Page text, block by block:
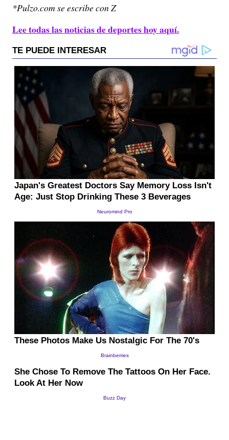
*Pulzo.com se escribe con Z
Lee todas las noticias de deportes hoy aquí.